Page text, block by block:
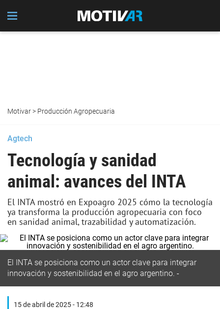
Motivar> Producción Agropecuaria
Agtech
Tecnología y sanidad
animal: avances del INTA
El INTA mostró en Expoagro 2025 cómo la tecnología
ya transforma la producción agropecuaria con foco
en sanidad animal, trazabilidad y automatización.
El INTA se posiciona como un actor clave para integrar
innovación y sostenibilidad en el agro argentino.
15 de abril de 2025 - 12:48